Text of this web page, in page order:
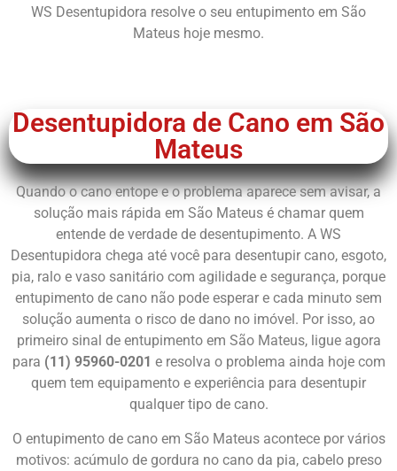
WS Desentupidora resolve o seu entupimento em São
Mateus hoje mesmo.
Desentupidora de Cano em São
Mateus
Quando o cano entope e o problema aparece sem avisar, a
solução mais rápida em São Mateus é chamar quem
entende de verdade de desentupimento. A WS
Desentupidora chega até você para desentupir cano, esgoto,
pia, ralo e vaso sanitário com agilidade e segurança, porque
entupimento de cano não pode esperar e cada minuto sem
solução aumenta o risco de dano no imóvel. Por isso, ao
primeiro sinal de entupimento em São Mateus, ligue agora
para (11) 95960-0201 e resolva o problema ainda hoje com
quem tem equipamento e experiência para desentupir
qualquer tipo de cano.
O entupimento de cano em São Mateus acontece por vários
motivos: acúmulo de gordura no cano da pia, cabelo preso